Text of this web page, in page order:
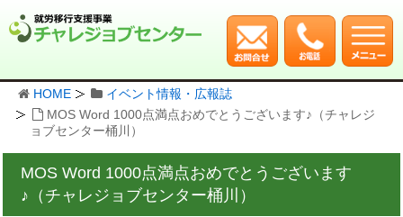
HOME
イベント情報・広報誌
MOS Word 1000点満点おめでとうございます♪（チャレジ
ョブセンター桶川）
MOS Word 1000点満点おめでとうございます
♪（チャレジョブセンター桶川）